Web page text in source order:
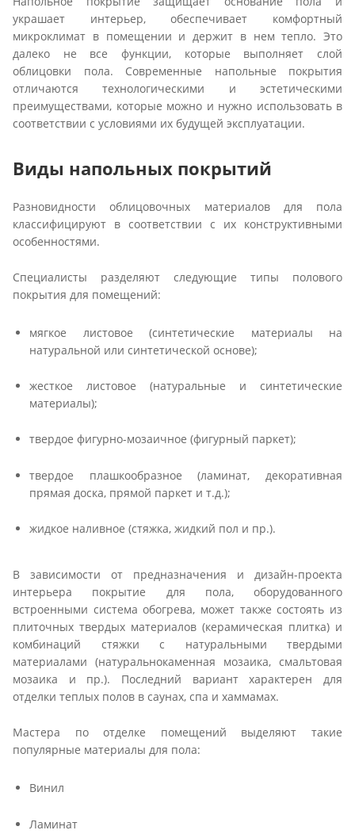
украшает интерьер, обеспечивает комфортный
микроклимат в помещении и держит в нем тепло. Это
далеко не все функции, которые выполняет слой
облицовки пола. Современные напольные покрытия
отличаются технологическими и эстетическими
преимуществами, которые можно и нужно использовать в
соответствии с условиями их будущей эксплуатации.
Виды напольных покрытий
Разновидности облицовочных материалов для пола
классифицируют в соответствии с их конструктивными
особенностями.
Специалисты разделяют следующие типы полового
покрытия для помещений:
мягкое листовое (синтетические материалы на
натуральной или синтетической основе);
жесткое листовое (натуральные и синтетические
материалы);
твердое фигурно-мозаичное (фигурный паркет);
твердое плашкообразное (ламинат, декоративная
прямая доска, прямой паркет и т.д.);
жидкое наливное (стяжка, жидкий пол и пр.).
В зависимости от предназначения и дизайн-проекта
интерьера покрытие для пола, оборудованного
встроенными система обогрева, может также состоять из
плиточных твердых материалов (керамическая плитка) и
комбинаций стяжки с натуральными твердыми
материалами (натуральнокаменная мозаика, смальтовая
мозаика и пр.). Последний вариант характерен для
отделки теплых полов в саунах, спа и хаммамах.
Мастера по отделке помещений выделяют такие
популярные материалы для пола:
Винил
Ламинат